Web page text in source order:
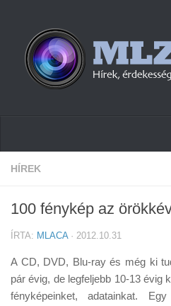
Hírek
Cikkek
Firmware
Tudástár
HÍREK
100 fénykép az
ÍRTA: MLACA· 2012.10.31
A CD, DVD, Blu-ray és még ki
pár évig, de legfeljebb 10-13 évig
fényképeinket, adatainkat.